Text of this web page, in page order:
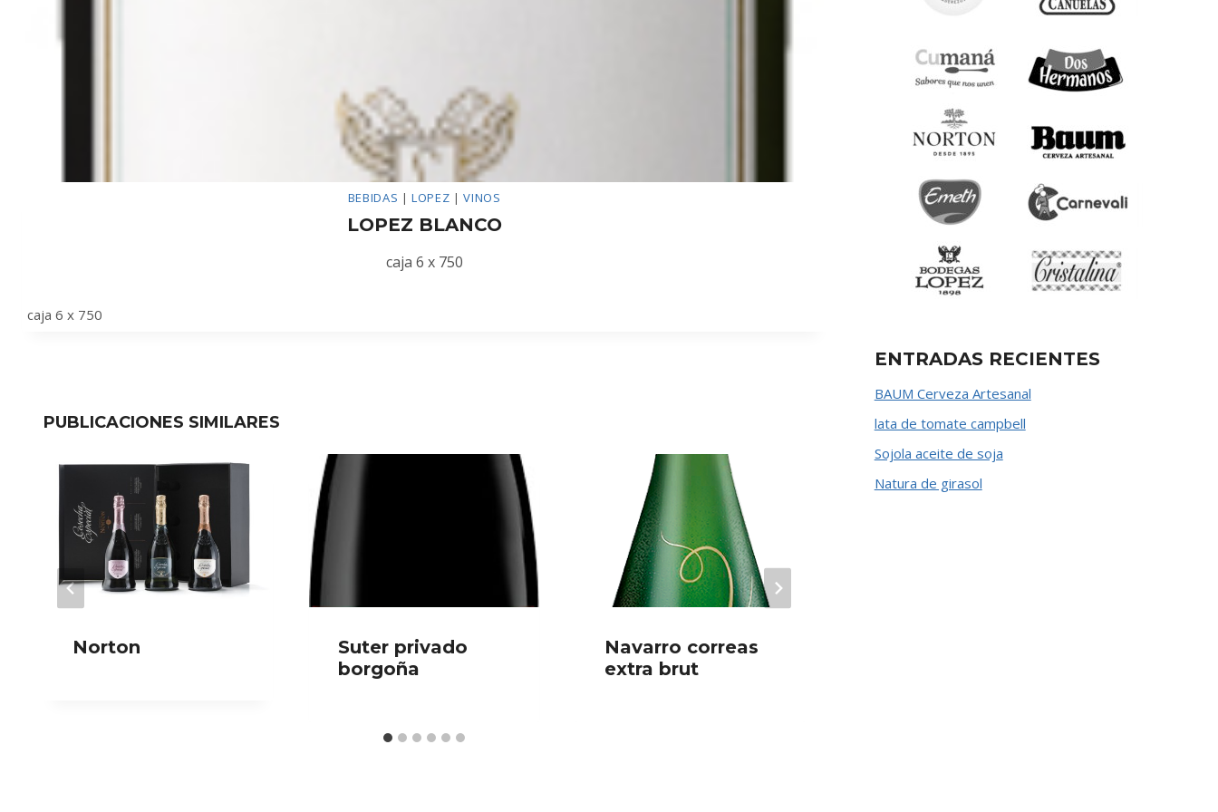
BEBIDAS |LOPEZ |VINOS
LOPEZ BLANCO
caja 6 x 750
caja 6 x 750
PUBLICACIONES SIMILARES
Norton
Suter privado
borgoña
Navarro correas
extra brut
ENTRADAS RECIENTES
BAUM Cerveza Artesanal
lata de tomate campbell
Sojola aceite de soja
Natura de girasol